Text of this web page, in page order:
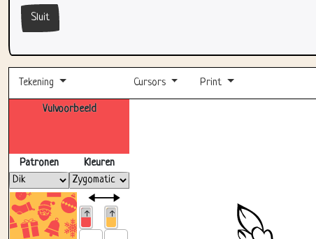
Sluit
Tekening Cursors Print
Vulvoorbeeld
Patronen Kleuren